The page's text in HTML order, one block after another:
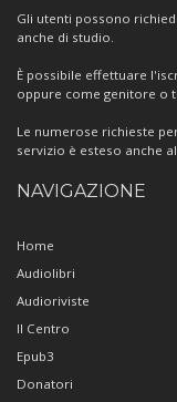
Gli utenti possono
anche di studio.
È possibile effettuare
oppure come genitore o
Le numerose richieste
servizio è esteso anche
NAVIGAZIONE
Home
Audiolibri
Audioriviste
Il Centro
Epub3
Donatori